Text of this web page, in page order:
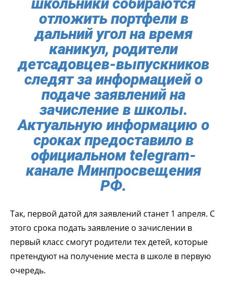
отложить портфели в
дальний угол на время
каникул, родители
детсадовцев-выпускников
следят за информацией о
подаче заявлений на
зачисление в школы.
Актуальную информацию о
сроках предоставило в
официальном telegram-
канале Минпросвещения
РФ.
Так, первой датой для заявлений станет 1 апреля. С
этого срока подать заявление о зачислении в
первый класс смогут родители тех детей, которые
претендуют на получение места в школе в первую
очередь.